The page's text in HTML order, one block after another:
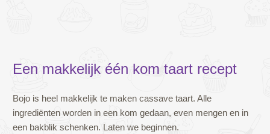
Een makkelijk één kom taart recept
Bojo is heel makkelijk te maken cassave taart. Alle
ingrediënten worden in een kom gedaan, even mengen en in
een bakblik schenken. Laten we beginnen.